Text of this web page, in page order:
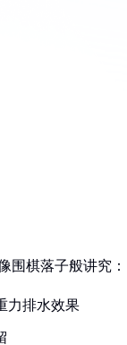
围棋落子般讲究：
力排水效果